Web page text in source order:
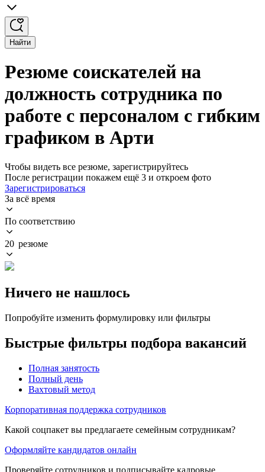
Найти
Резюме соискателей на
должность сотрудника по
работе с персоналом с гибким
графиком в Арти
Чтобы видеть все резюме, зарегистрируйтесь
После регистрации покажем ещё 3 и откроем фото
Зарегистрироваться
За всё время
По соответствию
20 резюме
Ничего не нашлось
Попробуйте изменить формулировку или фильтры
Быстрые фильтры подбора вакансий
Полная занятость
Полный день
Вахтовый метод
Корпоративная поддержка сотрудников
Какой соцпакет вы предлагаете семейным сотрудникам?
Оформляйте кандидатов онлайн
Проверяйте сотрудников и подписывайте кадровые